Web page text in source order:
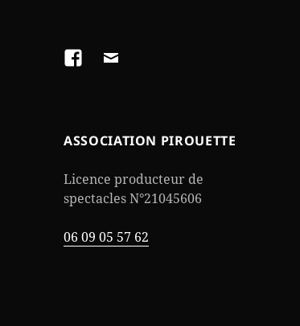
Facebookfoliefollys@gmail.com
ASSOCIATION PIROUETTE
Licence producteur de
spectacles N°21045606
06 09 05 57 62